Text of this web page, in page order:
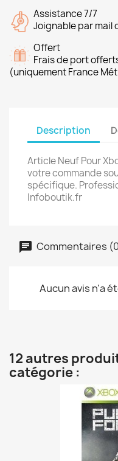
Assistance 7/7
Joignable par mail
Offert
Frais de port
(uniquement France
Description
Article Neuf Pour
votre commande
spécifique.
Infoboutik.fr
Commentaires
Aucun avis n'a
12 autres
catégorie :